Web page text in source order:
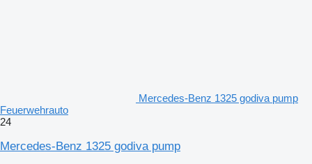
Mercedes-Benz 1325 godiva pump
Feuerwehrauto
24
Mercedes-Benz 1325 godiva pump